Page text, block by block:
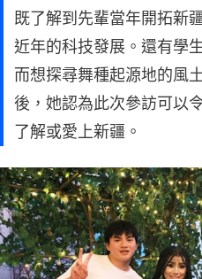
既了解到先輩當年開拓新
近年的科技發展。還有學
而想探尋舞種起源地的風
後，她認為此次參訪可以
了解或愛上新疆。